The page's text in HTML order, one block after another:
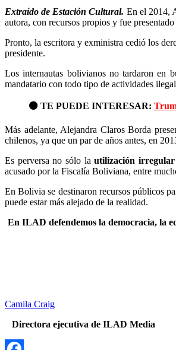
LinkedIn
Extraído de Estación Cultural. En el 2014,
autora, con recursos propios y fue
Pronto, la escritora y exministra cedió los
presidente.
Los internautas bolivianos no tardaron en
mandatario con todo tipo de actividades
⚫ TE PUEDE INTERESAR:
Más adelante, Alejandra Claros Borda
chilenos, ya que un par de años antes, en
Es perversa no sólo lautilización irregular
acusado por la Fiscalía Boliviana, entre
En Bolivia se destinaron recursos públicos
puede estar más alejado de la realidad.
En ILAD defendemos la democracia, la
Camila Craig
Directora ejecutiva de ILAD Media